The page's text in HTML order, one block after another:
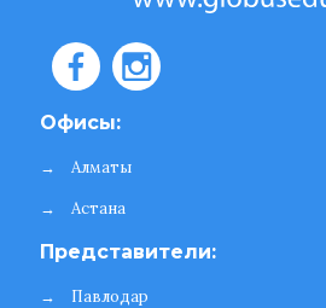
Офисы:
→
Алматы
→
Астана
Представители:
→
Павлодар